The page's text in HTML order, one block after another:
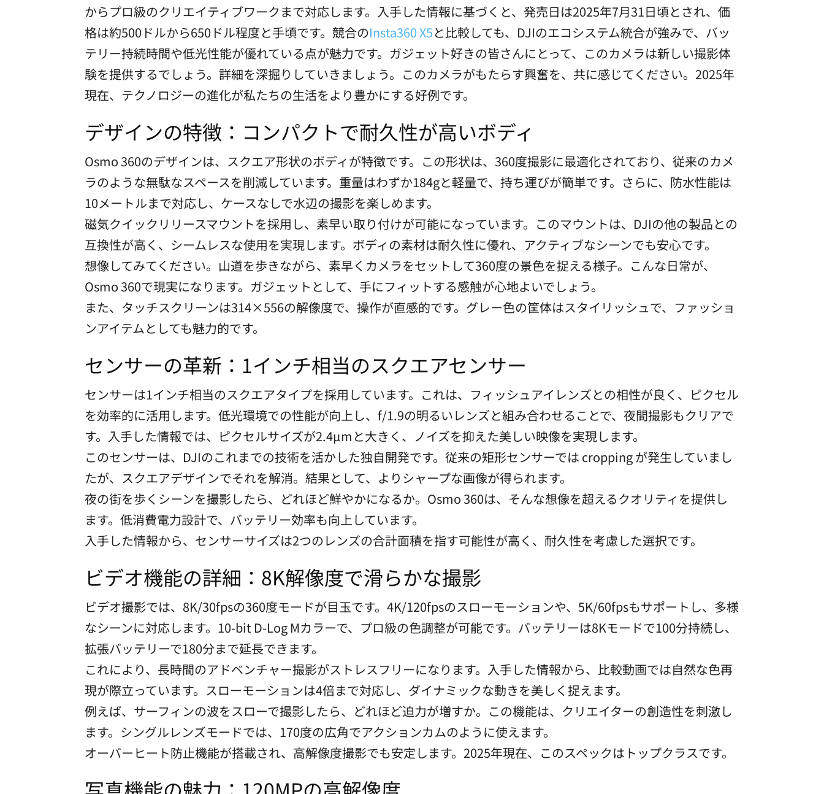
からプロ級のクリエイティブワークまで対応します。入手した情報に基づくと、発売日は2025年7月31日頃とされ、価
格は約500ドルから650ドル程度と手頃です。競合のInsta360 X5と比較しても、DJIのエコシステム統合が強みで、バッ
テリー持続時間や低光性能が優れている点が魅力です。ガジェット好きの皆さんにとって、このカメラは新しい撮影体
験を提供するでしょう。詳細を深掘りしていきましょう。このカメラがもたらす興奮を、共に感じてください。2025年
現在、テクノロジーの進化が私たちの生活をより豊かにする好例です。
デザインの特徴：コンパクトで耐久性が高いボディ
Osmo 360のデザインは、スクエア形状のボディが特徴です。この形状は、360度撮影に最適化されており、従来のカメ
ラのような無駄なスペースを削減しています。重量はわずか184gと軽量で、持ち運びが簡単です。さらに、防水性能は
10メートルまで対応し、ケースなしで水辺の撮影を楽しめます。
磁気クイックリリースマウントを採用し、素早い取り付けが可能になっています。このマウントは、DJIの他の製品との
互換性が高く、シームレスな使用を実現します。ボディの素材は耐久性に優れ、アクティブなシーンでも安心です。
想像してみてください。山道を歩きながら、素早くカメラをセットして360度の景色を捉える様子。こんな日常が、
Osmo 360で現実になります。ガジェットとして、手にフィットする感触が心地よいでしょう。
また、タッチスクリーンは314×556の解像度で、操作が直感的です。グレー色の筐体はスタイリッシュで、ファッショ
ンアイテムとしても魅力的です。
センサーの革新：1インチ相当のスクエアセンサー
センサーは1インチ相当のスクエアタイプを採用しています。これは、フィッシュアイレンズとの相性が良く、ピクセル
を効率的に活用します。低光環境での性能が向上し、f/1.9の明るいレンズと組み合わせることで、夜間撮影もクリアで
す。入手した情報では、ピクセルサイズが2.4µmと大きく、ノイズを抑えた美しい映像を実現します。
このセンサーは、DJIのこれまでの技術を活かした独自開発です。従来の矩形センサーでは cropping が発生していまし
たが、スクエアデザインでそれを解消。結果として、よりシャープな画像が得られます。
夜の街を歩くシーンを撮影したら、どれほど鮮やかになるか。Osmo 360は、そんな想像を超えるクオリティを提供し
ます。低消費電力設計で、バッテリー効率も向上しています。
入手した情報から、センサーサイズは2つのレンズの合計面積を指す可能性が高く、耐久性を考慮した選択です。
ビデオ機能の詳細：8K解像度で滑らかな撮影
ビデオ撮影では、8K/30fpsの360度モードが目玉です。4K/120fpsのスローモーションや、5K/60fpsもサポートし、多様
なシーンに対応します。10-bit D-Log Mカラーで、プロ級の色調整が可能です。バッテリーは8Kモードで100分持続し、
拡張バッテリーで180分まで延長できます。
これにより、長時間のアドベンチャー撮影がストレスフリーになります。入手した情報から、比較動画では自然な色再
現が際立っています。スローモーションは4倍まで対応し、ダイナミックな動きを美しく捉えます。
例えば、サーフィンの波をスローで撮影したら、どれほど迫力が増すか。この機能は、クリエイターの創造性を刺激し
ます。シングルレンズモードでは、170度の広角でアクションカムのように使えます。
オーバーヒート防止機能が搭載され、高解像度撮影でも安定します。2025年現在、このスペックはトップクラスです。